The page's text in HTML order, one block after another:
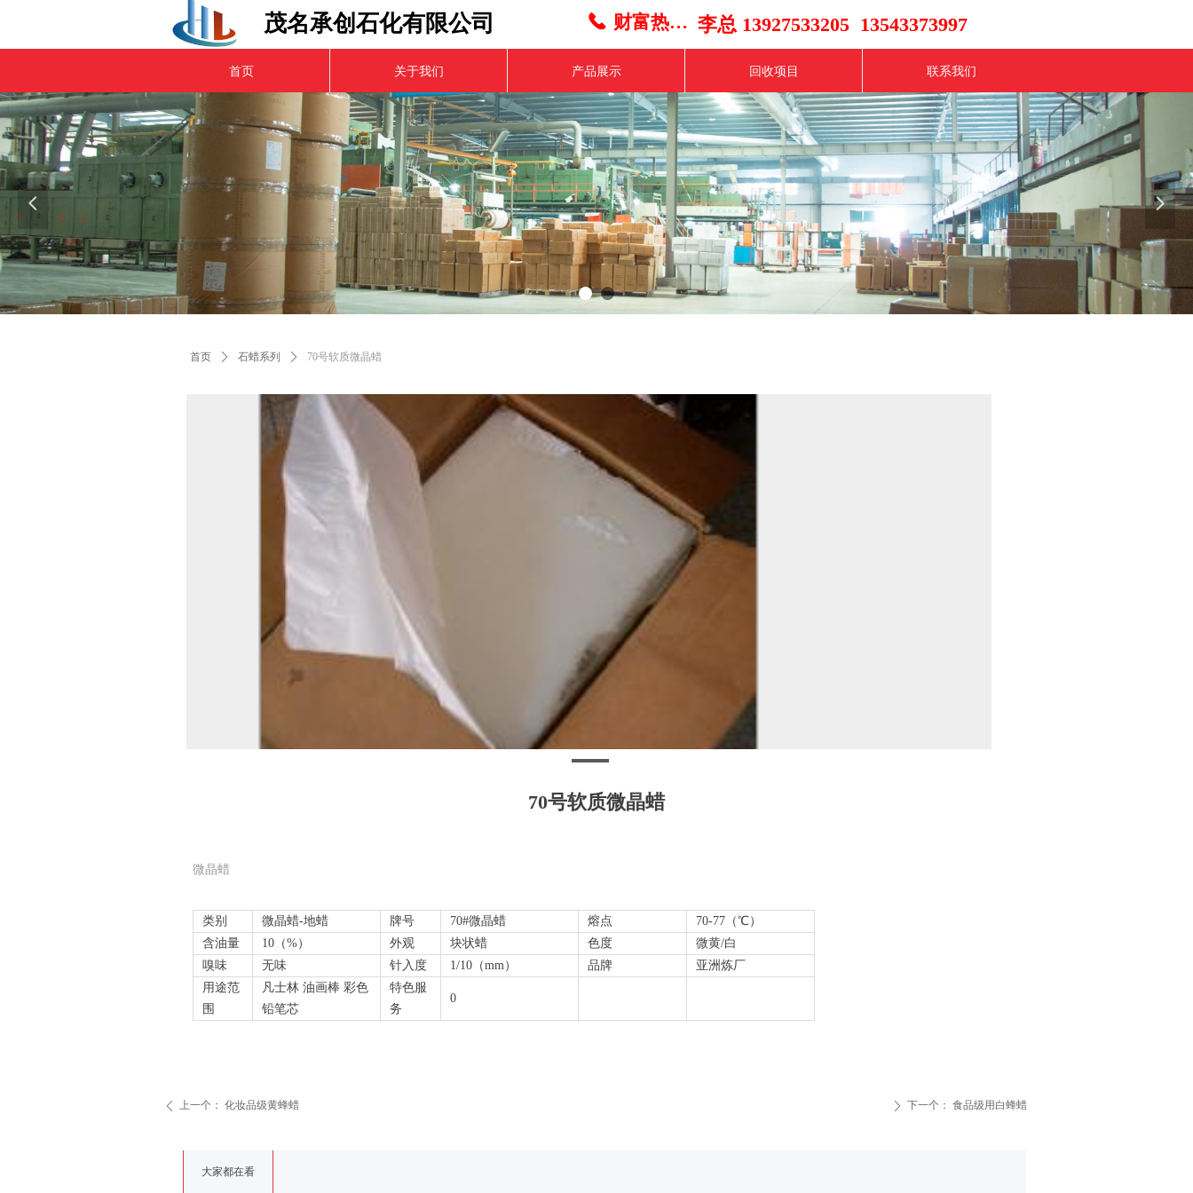
首页 关于我们 产品展示 回收项目 联系我们
넳 넲
끅 财富热线： 李总 13927533205 13543373997
茂名承创石化有限公司
首页 ꄲ 石蜡系列 ꄲ 70号软质微晶蜡
70号软质微晶蜡
微晶蜡
大家都在看
ꄴ 上一个： 化妆品级黄蜂蜡 ꄲ 下一个： 食品级用白蜂蜡
类别 微晶蜡-地蜡 牌号 70#微晶蜡 熔点
70-77（℃）
含油量
10（%） 外观 块状蜡 色度
微黄/白
嗅味
无味 针入度 1/10（mm） 品牌
亚洲炼厂
用途范
围
凡士林 油画棒 彩色
铅笔芯
特色服
务
0